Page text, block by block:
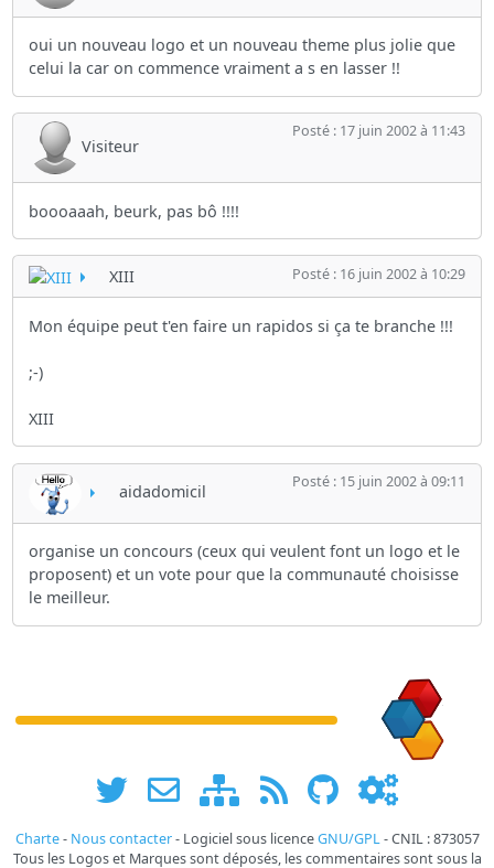
oui un nouveau logo et un nouveau theme plus jolie que
celui la car on commence vraiment a s en lasser !!
Visiteur
Posté : 17 juin 2002 à 11:43
boooaaah, beurk, pas bô !!!!
XIII Posté : 16 juin 2002 à 10:29
Mon équipe peut t'en faire un rapidos si ça te branche !!!
;-)
XIII
aidadomicil Posté : 15 juin 2002 à 09:11
organise un concours (ceux qui veulent font un logo et le
proposent) et un vote pour que la communauté choisisse
le meilleur.
Charte- Nous contacter- Logiciel sous licenceGNU/GPL- CNIL : 873057
Tous les Logos et Marques sont déposés, les commentaires sont sous la